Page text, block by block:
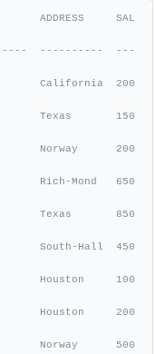
ADDRESS     SAL
----------  ---
California  200
Texas       150
Norway      200
Rich-Mond   650
Texas       850
South-Hall  450
Houston     100
Houston     200
Norway      500